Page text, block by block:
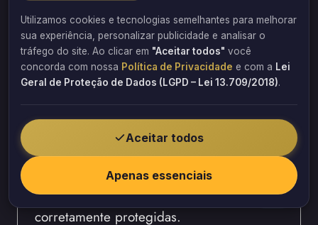
Esse comportamento reduz drasticamente
a infiltração, mas exige um sistema de
drenagem eficiente para evitar acúmulo de
pressão.
Resistência mecânica e proteção
Apesar de sua elevada eficiência
hidráulica, as geomembranas podem ser
vulneráveis a perfurações se não forem
corretamente protegidas.
Utilizamos cookies e tecnologias semelhantes para melhorar
sua experiência, personalizar publicidade e analisar o
tráfego do site. Ao clicar em "Aceitar todos" você
concorda com nossa Política de Privacidade e com a Lei
Geral de Proteção de Dados (LGPD – Lei 13.709/2018).
Aceitar todos
Apenas essenciais